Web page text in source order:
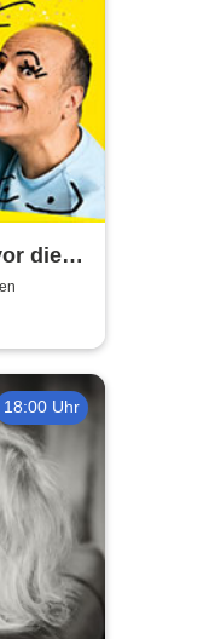
die
18:00 Uhr